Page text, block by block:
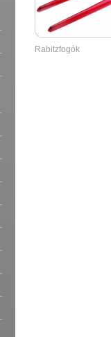
Rabitzfogók